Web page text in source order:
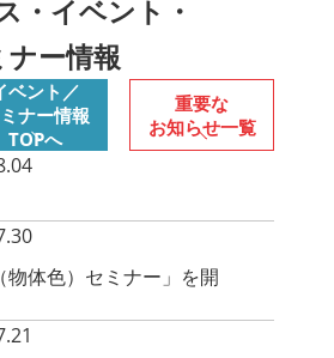
・イベント・
ナー情報
ベント／
ナー情報
TOPへ
重要な
お知らせ一覧
体色）セミナー」を開